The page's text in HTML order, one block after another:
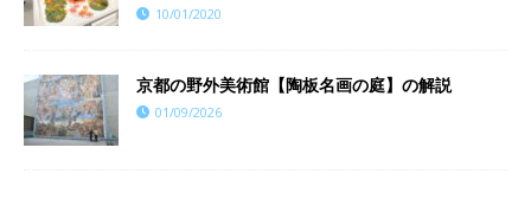
10/01/2020
京都の野外美術館【陶板名画の庭】の解説
01/09/2026